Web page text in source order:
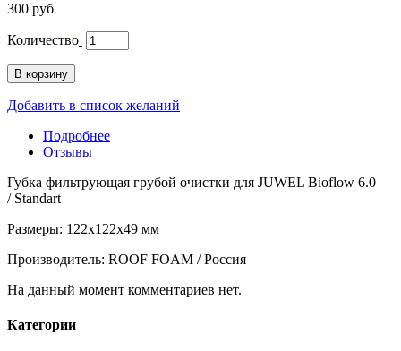
300 руб
Количество
В корзину
Добавить в список желаний
Подробнее
Отзывы
Губка фильтрующая грубой очистки для JUWEL Bioflow 6.0
/ Standart
Размеры: 122x122x49 мм
Производитель: ROOF FOAM / Россия
На данный момент комментариев нет.
Категории